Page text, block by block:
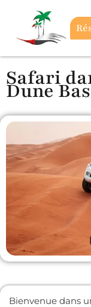
Safari
Dune
Bienvenue dans